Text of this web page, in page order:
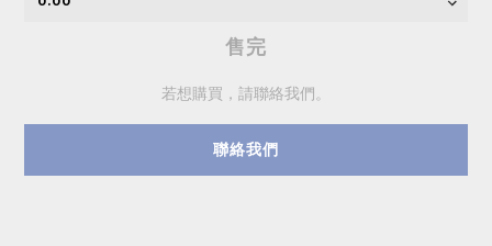
售完
若想購買，請聯絡我們。
聯絡我們